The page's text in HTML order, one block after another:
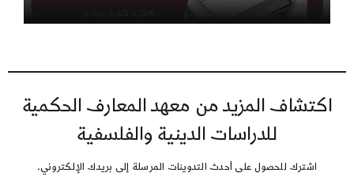
اكتشاف المزيد من معهد المعارف الحكمية
للدراسات الدينية والفلسفية
اشترك للحصول على أحدث التدوينات المرسلة إلى بريدك الإلكتروني.